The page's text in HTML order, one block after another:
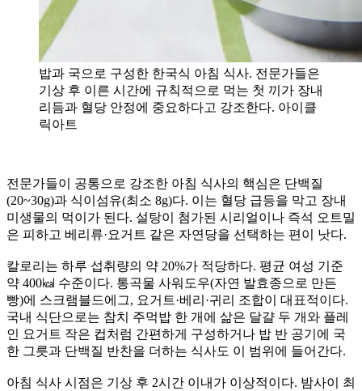
밥과 국으로 구성한 한국식 아침 식사. 전문가들은
기상 후 이른 시간에 규칙적으로 먹는 첫 끼가 장내
리듬과 혈당 안정에 중요하다고 강조한다. 아이클
릭아트
전문가들이 공통으로 강조한 아침 식사의 핵심은 단백질
(20~30g)과 식이섬유(최소 8g)다. 이는 혈당 급등을 막고 장내
미생물의 먹이가 된다. 설탕이 첨가된 시리얼이나 즉석 오트밀
은 피하고 베리류·요거트 같은 자연당을 선택하는 편이 낫다.
칼로리는 하루 섭취량의 약 20%가 적당하다. 평균 여성 기준
약 400㎉ 수준이다. 통곡물 사워도우(자연 발효종으로 만든
빵)에 스크램블드에그, 요거트·베리·귀리 조합이 대표적이다.
국내 식단으로는 참치 주먹밥 한 개에 삶은 달걀 두 개와 플레
인 요거트 작은 컵처럼 간편하게 구성하거나 밥 반 공기에 국
한 그릇과 단백질 반찬을 더하는 식사도 이 범위에 들어간다.
아침 식사 시점은 기상 후 2시간 이내가 이상적이다. 밤사이 최